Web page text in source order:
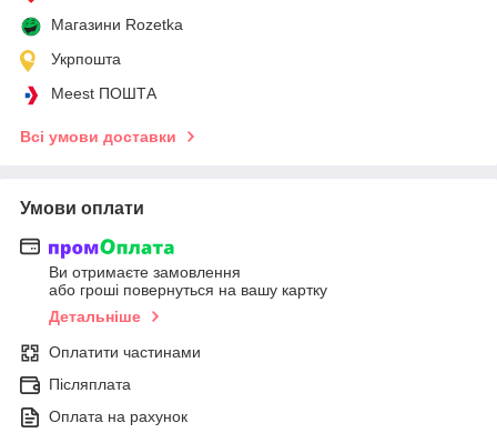
Магазини Rozetka
Укрпошта
Meest ПОШТА
Всі умови доставки
Умови оплати
Ви отримаєте замовлення
або гроші повернуться на вашу картку
Детальніше
Оплатити частинами
Післяплата
Оплата на рахунок